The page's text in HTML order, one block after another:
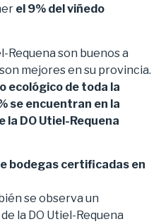
el 9% del viñedo
Requena son buenos a
mejores en su provincia.
ecológico de toda la
se encuentran en la
DO Utiel-Requena
bodegas certificadas en
se observa un
la DO Utiel-Requena